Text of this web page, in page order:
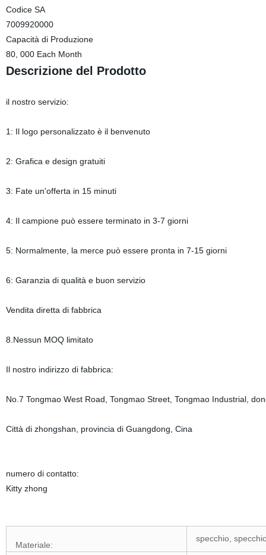
Codice SA
7009920000
Capacità di Produzione
80, 000 Each Month
Descrizione del Prodotto
il nostro servizio:
1: Il logo personalizzato è il benvenuto
2: Grafica e design gratuiti
3: Fate un'offerta in 15 minuti
4: Il campione può essere terminato in 3-7 giorni
5: Normalmente, la merce può essere pronta in 7-15 giorni
6: Garanzia di qualità e buon servizio
Vendita diretta di fabbrica
8.Nessun MOQ limitato
Il nostro indirizzo di fabbrica:
No.7 Tongmao West Road, Tongmao Street, Tongmao Industrial,
Città di zhongshan, provincia di Guangdong, Cina
numero di contatto:
Kitty zhong
Materiale:
specchio,